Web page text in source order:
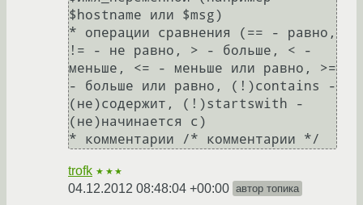
$hostname или $msg)
* операции сравнения (== - равно,
!= - не равно, > - больше, < -
меньше, <= - меньше или равно, >=
- больше или равно, (!)contains -
(не)содержит, (!)startswith -
(не)начинается с)
trofk ★★★
04.12.2012 08:48:04 +00:00 автор топика